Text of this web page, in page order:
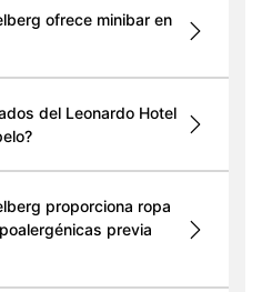
ofrece minibar en
del Leonardo Hotel
proporciona ropa
previa